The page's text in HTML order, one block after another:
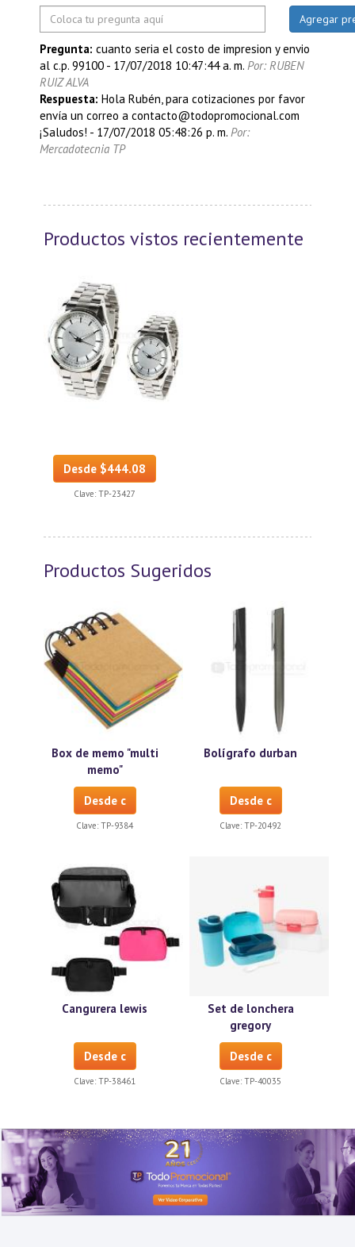
Pregunta: cuanto seria el costo de impresion y envio
al c.p. 99100 - 17/07/2018 10:47:44 a. m. Por: RUBEN
RUIZ ALVA
Respuesta: Hola Rubén, para cotizaciones por favor
envía un correo a contacto@todopromocional.com
¡Saludos! - 17/07/2018 05:48:26 p. m. Por:
Mercadotecnia TP
Productos vistos recientemente
Desde $444.08
Clave: TP-23427
Productos Sugeridos
Box de memo "multi
memo"
Desde c
Clave: TP-9384
Bolígrafo durban
Desde c
Clave: TP-20492
Cangurera lewis
Desde c
Clave: TP-38461
Set de lonchera
gregory
Desde c
Clave: TP-40035